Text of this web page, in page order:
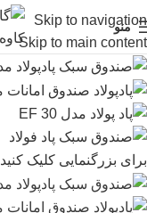
Skip to navigation
Skip to main content
منو
برای بزرگنمایی کلیک کنید